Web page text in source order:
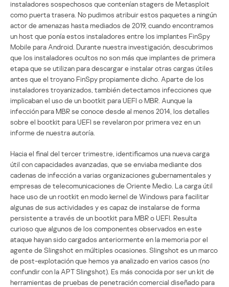
instaladores sospechosos que contenían stagers de Metasploit
como puerta trasera. No pudimos atribuir estos paquetes a ningún
actor de amenazas hasta mediados de 2019, cuando encontramos
un host que ponía estos instaladores entre los implantes FinSpy
Mobile para Android. Durante nuestra investigación, descubrimos
que los instaladores ocultos no son más que implantes de primera
etapa que se utilizan para descargar e instalar otras cargas útiles
antes que el troyano FinSpy propiamente dicho. Aparte de los
instaladores troyanizados, también detectamos infecciones que
implicaban el uso de un bootkit para UEFI o MBR. Aunque la
infección para MBR se conoce desde al menos 2014, los detalles
sobre el bootkit para UEFI se revelaron por primera vez en un
informe de nuestra autoría.
Hacia el final del tercer trimestre, identificamos una nueva carga
útil con capacidades avanzadas, que se enviaba mediante dos
cadenas de infección a varias organizaciones gubernamentales y
empresas de telecomunicaciones de Oriente Medio. La carga útil
hace uso de un rootkit en modo kernel de Windows para facilitar
algunas de sus actividades y es capaz de instalarse de forma
persistente a través de un bootkit para MBR o UEFI. Resulta
curioso que algunos de los componentes observados en este
ataque hayan sido cargados anteriormente en la memoria por el
agente de Slingshot en múltiples ocasiones. Slingshot es un marco
de post-explotación que hemos ya analizado en varios casos (no
confundir con la APT Slingshot). Es más conocida por ser un kit de
herramientas de pruebas de penetración comercial diseñado para